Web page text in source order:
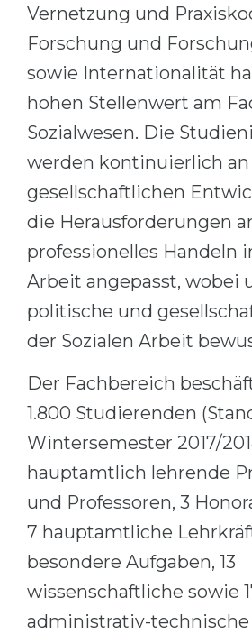
Our students
CONSULTATION!
Belarus
Other Country
BOOK A CONSULTATION
Vernetzung und
Forschung und
sowie Internationalität
hohen Stellenwert am
Sozialwesen. Die
werden kontinuierlich
gesellschaftlichen
die Herausforderungen
professionelles Handeln
Arbeit angepasst, wobei
politische und
der Sozialen Arbeit
Der Fachbereich
1.800 Studierenden
Wintersemester 2017/
hauptamtlich lehrende
und Professoren, 3
7 hauptamtliche
besondere Aufgaben, 13
wissenschaftliche sowie
administrativ-technische